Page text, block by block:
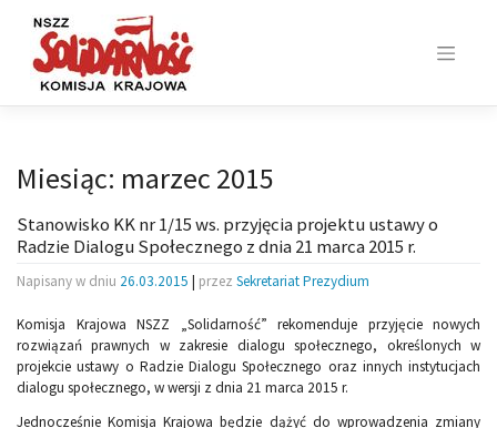
content
Miesiąc: marzec 2015
Stanowisko KK nr 1/15 ws. przyjęcia projektu ustawy o
Radzie Dialogu Społecznego z dnia 21 marca 2015 r.
Napisany w dniu 26.03.2015 | przez Sekretariat Prezydium
Komisja Krajowa NSZZ „Solidarność” rekomenduje przyjęcie nowych
rozwiązań prawnych w zakresie dialogu społecznego, określonych w
projekcie ustawy o Radzie Dialogu Społecznego oraz innych instytucjach
dialogu społecznego, w wersji z dnia 21 marca 2015 r.
Jednocześnie Komisja Krajowa będzie dążyć do wprowadzenia zmiany